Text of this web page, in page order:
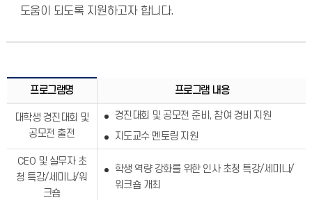
도움이 되도록 지원하고자 합니다.
프로그램명 프로그램 내용
대학생 경진대회 및
공모전 출전
경진대회 및 공모전 준비, 참여 경비 지원
지도교수 멘토링 지원
CEO 및 실무자 초
청 특강/세미나/워
크숍
학생 역량 강화를 위한 인사 초청 특강/세미나/
워크숍 개최